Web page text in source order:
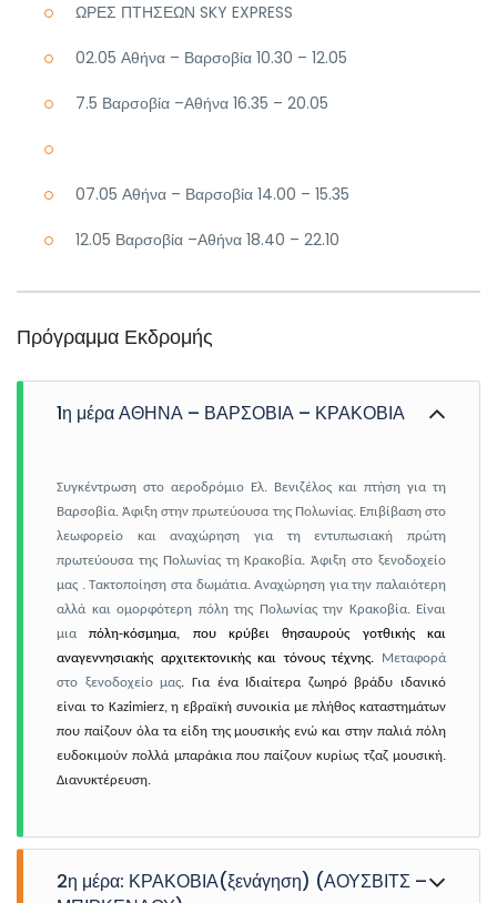
ΩΡΕΣ ΠΤΗΣΕΩΝ SKY EXPRESS
02.05 Αθήνα – Βαρσοβία 10.30 – 12.05
7.5 Βαρσοβία –Αθήνα 16.35 – 20.05
07.05 Αθήνα – Βαρσοβία 14.00 – 15.35
12.05 Βαρσοβία –Αθήνα 18.40 – 22.10
Πρόγραμμα Εκδρομής
1η μέρα ΑΘΗΝΑ – ΒΑΡΣΟΒΙΑ – ΚΡΑΚΟΒΙΑ
Συγκέντρωση στο αεροδρόμιο Ελ. Βενιζέλος και πτήση για τη
Βαρσοβία. Άφιξη στην πρωτεύουσα της Πολωνίας. Επιβίβαση στο
λεωφορείο και αναχώρηση για τη εντυπωσιακή πρώτη
πρωτεύουσα της Πολωνίας τη Κρακοβία. Άφιξη στο ξενοδοχείο
μας . Τακτοποίηση στα δωμάτια. Αναχώρηση για την παλαιότερη
αλλά και ομορφότερη πόλη της Πολωνίας την Κρακοβία. Είναι
μιαπόλη-κόσμημα, που κρύβει θησαυρούς γοτθικής και
αναγεννησιακής αρχιτεκτονικής και τόνους τέχνης. Μεταφορά
στο ξενοδοχείο μας. Για ένα Ιδιαίτερα ζωηρό βράδυ ιδανικό
είναι το Kazimierz, η εβραϊκή συνοικία με πλήθος καταστημάτων
που παίζουν όλα τα είδη της μουσικής ενώ και στην παλιά πόλη
ευδοκιμούν πολλά μπαράκια που παίζουν κυρίως τζαζ μουσική.
Διανυκτέρευση.
2η μέρα: ΚΡΑΚΟΒΙΑ(ξενάγηση) (ΑΟΥΣΒΙΤΣ –